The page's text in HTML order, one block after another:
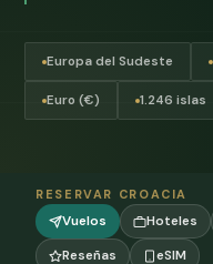
Europa del Sudeste
Euro (€) 1.246 islas
RESERVAR CROACIA
Vuelos Hoteles
Reseñas
eSIM